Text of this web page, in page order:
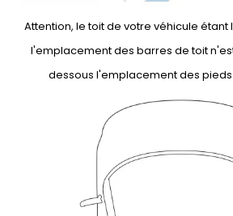
Attention, le toit de votre véhicule
l'emplacement des barres de toit
dessous l'emplacement des